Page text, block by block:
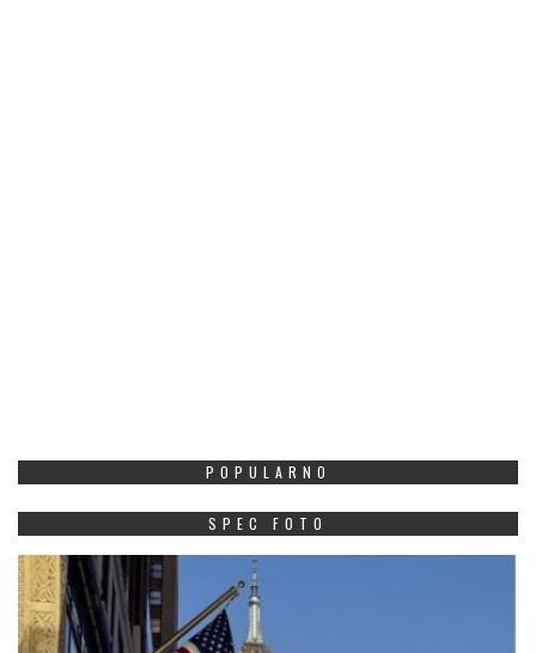
POPULARNO
SPEC FOTO